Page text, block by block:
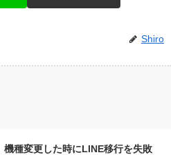
Shiro
機種変更した時にLINE移行を失敗